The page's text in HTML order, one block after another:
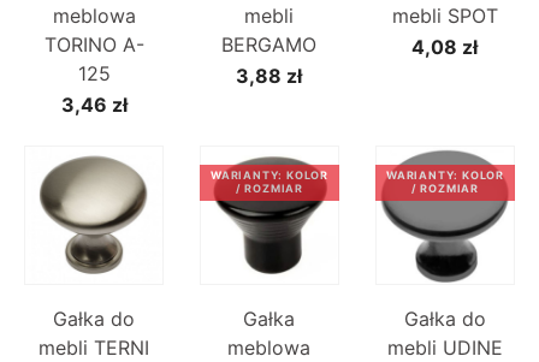
meblowa
TORINO A-
125
3,46 zł
mebli
BERGAMO
3,88 zł
mebli SPOT
4,08 zł
Gałka do
mebli TERNI
Gałka
meblowa
WARIANTY: KOLOR
/ ROZMIAR
Gałka do
mebli UDINE
WARIANTY: KOLOR
/ ROZMIAR